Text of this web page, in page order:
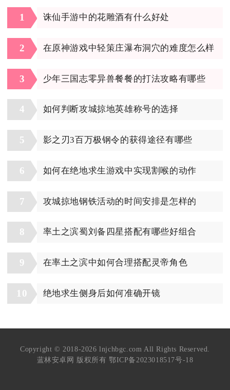
1 诛仙手游中的花雕酒有什么好处
2 在原神游戏中轻策庄瀑布洞穴的难度怎么样
3 少年三国志零异兽餐餐的打法攻略有哪些
4 如何判断攻城掠地英雄称号的选择
5 影之刃3百万极钢令的获得途径有哪些
6 如何在绝地求生游戏中实现割喉的动作
7 攻城掠地钢铁活动的时间安排是怎样的
8 率土之滨蜀刘备四星搭配有哪些好组合
9 在率土之滨中如何合理搭配灵帝角色
10 绝地求生侧身后如何准确开镜
Copyright © 2018-2026 lnjchbgc.com All Rights Reserved.
蓝林安卓网 版权所有鄂ICP备2023018517号-18